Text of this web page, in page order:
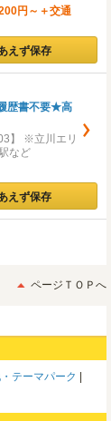
円～＋交通
えず保存
歴書不要★高
】 ※立川エリ
など
えず保存
ページＴＯＰへ
テーマパーク